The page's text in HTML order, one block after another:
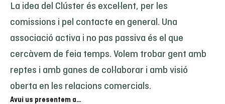
La idea del Clúster és excel·lent, per les
comissions i pel contacte en general. Una
associació activa i no pas passiva és el que
cercàvem de feia temps. Volem trobar gent amb
reptes i amb ganes de col·laborar i amb visió
oberta en les relacions comercials.
Avui us presentem a…